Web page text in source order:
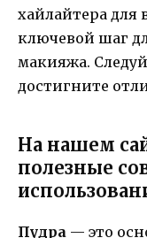
хайлайтера
ключевой шаг
макияжа.
достигните
На нашем
полезные
Пудра — это